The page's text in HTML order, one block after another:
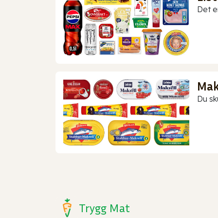
Det
Du
Trygg Mat